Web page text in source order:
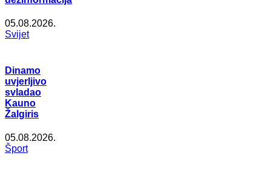
05.08.2026.
Svijet
Dinamo
uvjerljivo
svladao
Kauno
Žalgiris
05.08.2026.
Šport